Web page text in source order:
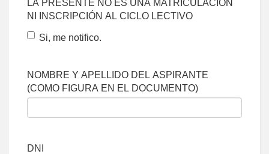
LA PRESENTE NO ES UNA MATRICULACIÓN
NI INSCRIPCIÓN AL CICLO LECTIVO
Si, me notifico.
NOMBRE Y APELLIDO DEL ASPIRANTE
(COMO FIGURA EN EL DOCUMENTO)
DNI